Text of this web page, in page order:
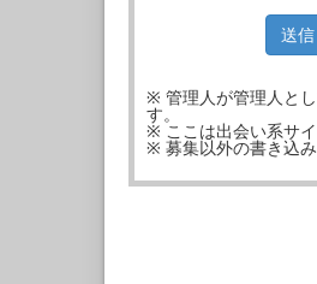
※ 管理人が管理人と
す。
※ ここは出会い系サ
※ 募集以外の書き込